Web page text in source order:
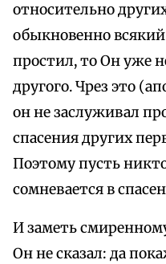
относительно
обыкновенно всякий
простил, то Он уже
другого. Чрез это
он не заслуживал
спасения других
Поэтому пусть
сомневается в
И заметь
Он не сказал: да